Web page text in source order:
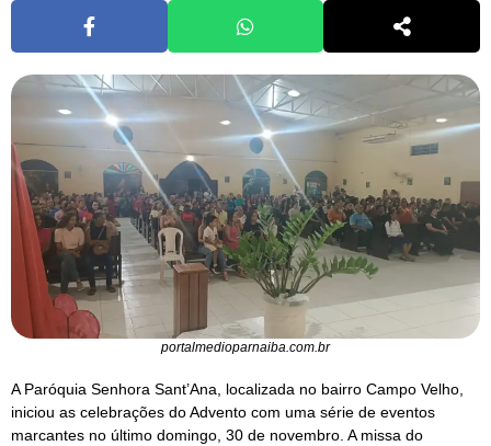
portalmedioparnaiba.com.br
A Paróquia Senhora Sant’Ana, localizada no bairro Campo Velho,
iniciou as celebrações do Advento com uma série de eventos
marcantes no último domingo, 30 de novembro. A missa do